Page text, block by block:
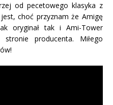
od pecetowego klasyka z
choć przyznam że Amigę
oryginał tak i Ami-Tower
producenta. Miłego